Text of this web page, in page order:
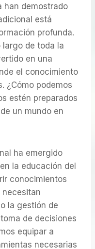
han demostrado
está
profunda.
largo de toda la
en una
el conocimiento
¿Cómo podemos
estén preparados
un mundo en
ha emergido
la educación del
conocimientos
necesitan
la gestión de
de decisiones
equipar a
necesarias